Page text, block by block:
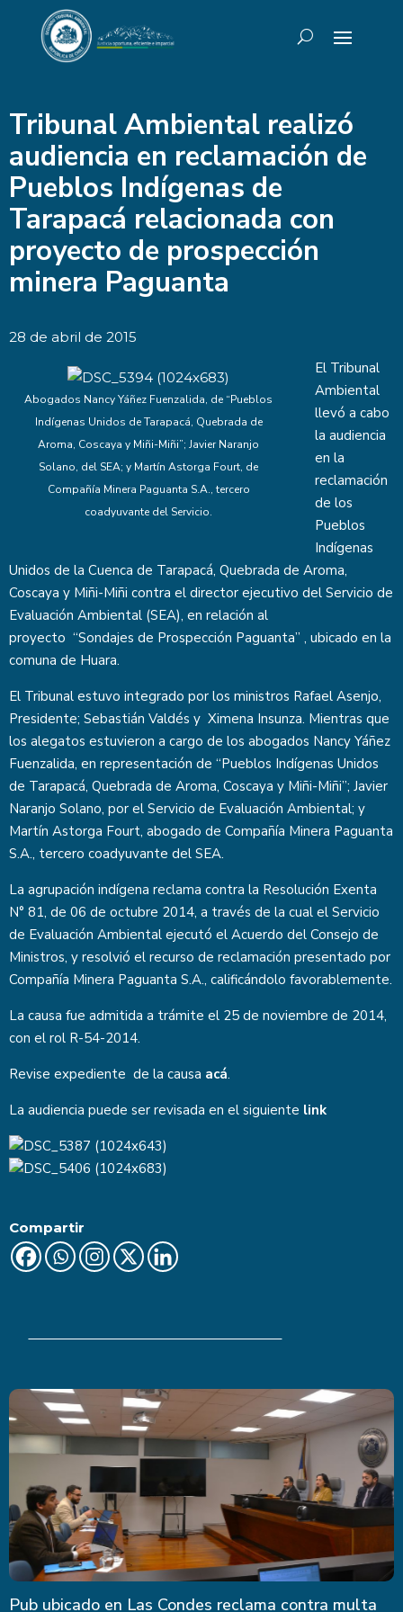
Tribunal Ambiental realizó
audiencia en reclamación de
Pueblos Indígenas de
Tarapacá relacionada con
proyecto de prospección
minera Paguanta
28 de abril de 2015
Abogados Nancy Yáñez Fuenzalida, de “Pueblos
Indígenas Unidos de Tarapacá, Quebrada de
Aroma, Coscaya y Miñi-Miñi”; Javier Naranjo
Solano, del SEA; y Martín Astorga Fourt, de
Compañía Minera Paguanta S.A., tercero
coadyuvante del Servicio.
El Tribunal
Ambiental
llevó a cabo
la audiencia
en la
reclamación
de los
Pueblos
Indígenas
Unidos de la Cuenca de Tarapacá, Quebrada de Aroma,
Coscaya y Miñi-Miñi contra el director ejecutivo del Servicio de
Evaluación Ambiental (SEA), en relación al
proyecto “Sondajes de Prospección Paguanta” , ubicado en la
comuna de Huara.
El Tribunal estuvo integrado por los ministros Rafael Asenjo,
Presidente; Sebastián Valdés y Ximena Insunza. Mientras que
los alegatos estuvieron a cargo de los abogados Nancy Yáñez
Fuenzalida, en representación de “Pueblos Indígenas Unidos
de Tarapacá, Quebrada de Aroma, Coscaya y Miñi-Miñi”; Javier
Naranjo Solano, por el Servicio de Evaluación Ambiental; y
Martín Astorga Fourt, abogado de Compañía Minera Paguanta
S.A., tercero coadyuvante del SEA.
La agrupación indígena reclama contra la Resolución Exenta
N° 81, de 06 de octubre 2014, a través de la cual el Servicio
de Evaluación Ambiental ejecutó el Acuerdo del Consejo de
Ministros, y resolvió el recurso de reclamación presentado por
Compañía Minera Paguanta S.A., calificándolo favorablemente.
La causa fue admitida a trámite el 25 de noviembre de 2014,
con el rol R-54-2014.
Revise expediente de la causa acá.
La audiencia puede ser revisada en el siguiente link
Compartir
Pub ubicado en Las Condes reclama contra multa